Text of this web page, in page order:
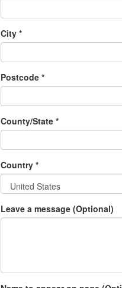
City *
Postcode *
County/State *
Country *
United States
Leave a message (Optional)